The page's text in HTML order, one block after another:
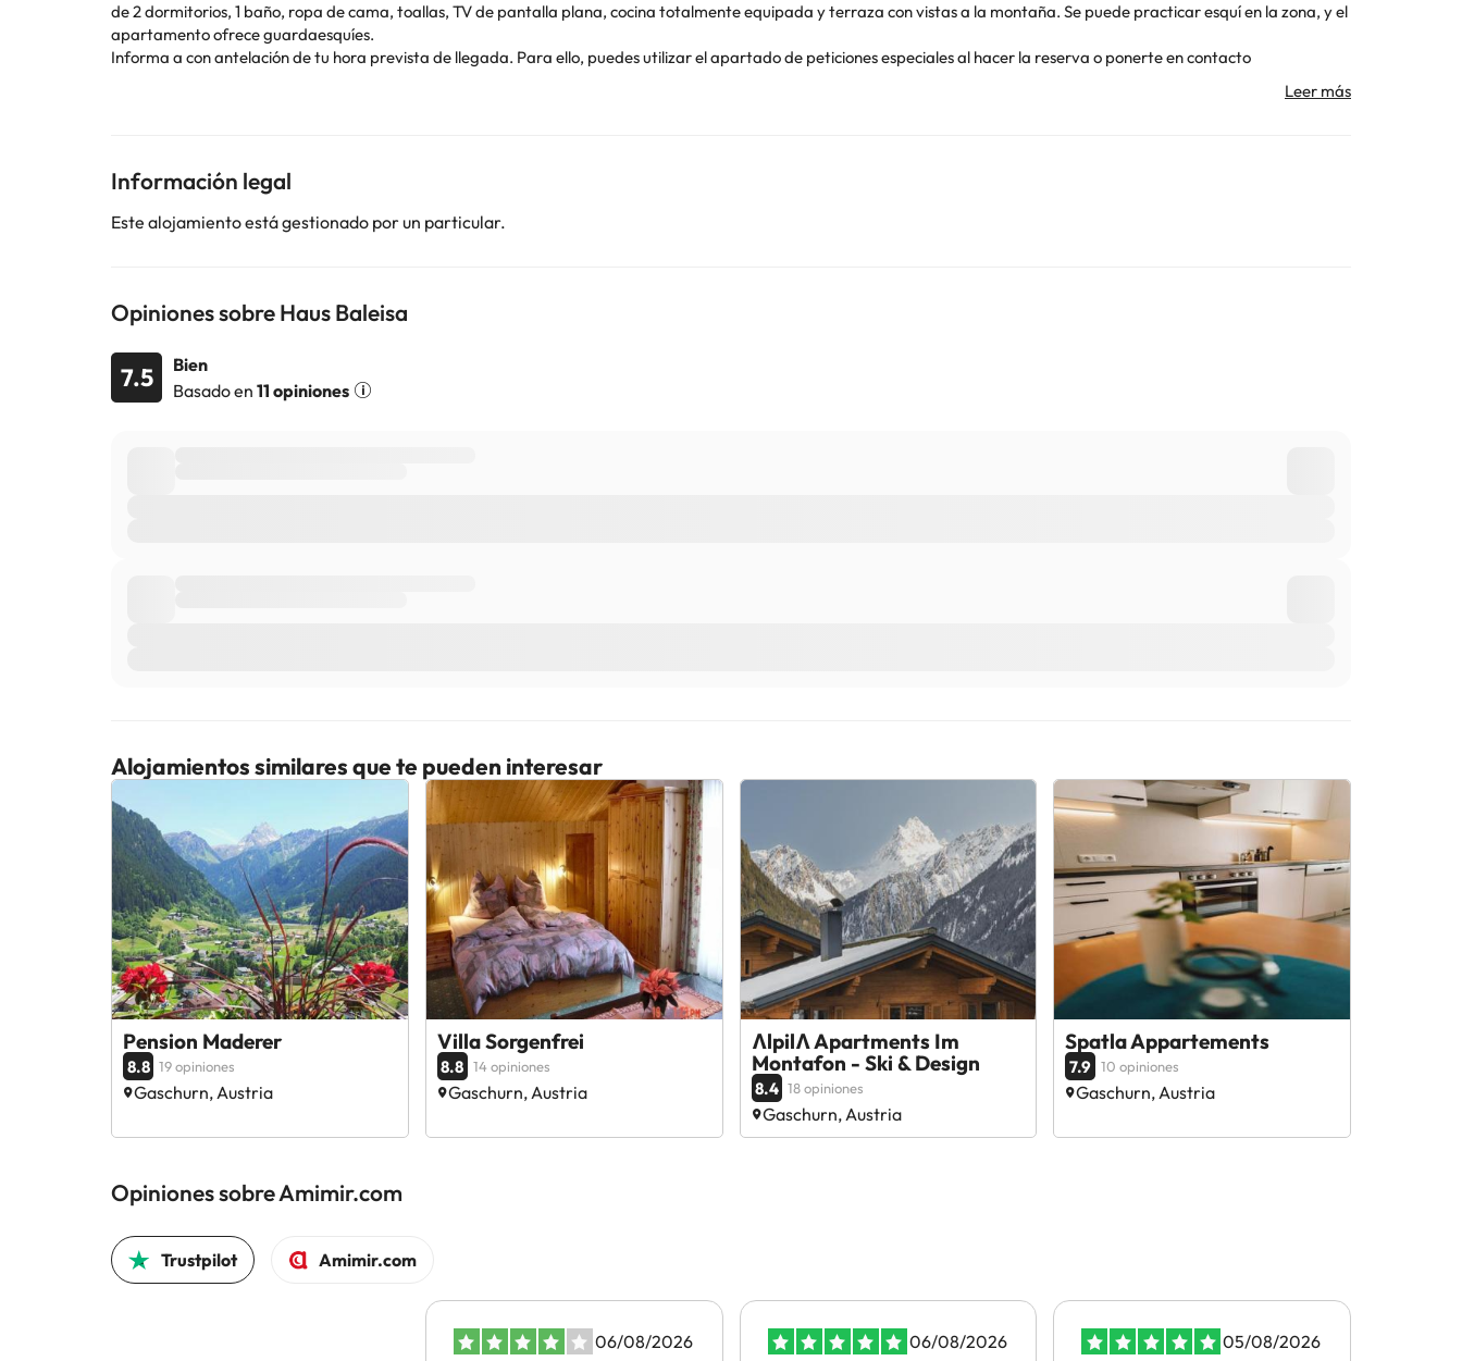
de 2 dormitorios, 1 baño, ropa de cama, toallas, TV de pantalla plana, cocina totalmente equipada y terraza con vistas a la montaña. Se puede practicar esquí en la zona, y el
apartamento ofrece guardaesquíes.
Informa a con antelación de tu hora prevista de llegada. Para ello, puedes utilizar el apartado de peticiones especiales al hacer la reserva o ponerte en contacto
directamente con el alojamiento. Los datos de contacto aparecen en la confirmación de la reserva. En este alojamiento no se pueden celebrar despedidas de soltero o soltera
cambios por parte del alojamiento. Si tienes dudas, contáctanos.
Información legal
Este alojamiento está gestionado por un particular.
Opiniones sobre Haus Baleisa
7.5
Bien
Basado en 11 opiniones
Alojamientos similares que te pueden interesar
Pension Maderer
8.8 19 opiniones
Gaschurn, Austria
Villa Sorgenfrei
8.8 14 opiniones
Gaschurn, Austria
ɅlpilɅ Apartments Im
Montafon - Ski & Design
8.4 18 opiniones
Gaschurn, Austria
Spatla Appartements
7.9 10 opiniones
Gaschurn, Austria
Opiniones sobre Amimir.com
Trustpilot Amimir.com
06/08/2026 06/08/2026 05/08/2026